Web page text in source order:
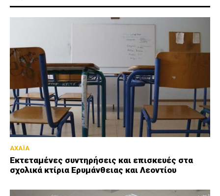
ΑΧΑΪΑ
Εκτεταμένες συντηρήσεις και επισκευές στα
σχολικά κτίρια Ερυμάνθειας και Λεοντίου